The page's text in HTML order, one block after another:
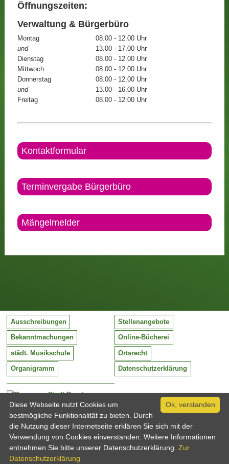
Öffnungszeiten:
Verwaltung & Bürgerbüro
Montag
08.00 - 12.00 Uhr
und
13.00 - 17.00 Uhr
Dienstag
08.00 - 12.00 Uhr
Mittwoch
08.00 - 12.00 Uhr
Donnerstag
08.00 - 12.00 Uhr
und
13.00 - 16.00 Uhr
Freitag
08.00 - 12:00 Uhr
Kontaktformular
Terminvergabe Bürgerbüro
Mängelmelder
Stadt Barntrup
Mittelstraße 38
32683 Barntrup
Tel:
Email:
05263 / 409-0
info@barntrup.de
Ausschreibungen Stellenangebote
Bekanntmachungen Online-Bücherei
städt. Musikschule Ortsrecht
Organigramm Datenschutzerklärung
Ok, verstanden
Diese Webseite nutzt Cookies um
bestmögliche Funktionalität zu bieten. Durch
die Nutzung dieser Internetseite erklären Sie sich mit der
Verwendung von Cookies einverstanden. Weitere Informationen
entnehmen Sie bitte unserer Datenschutzerklärung. Zur
Datenschutzerklärung